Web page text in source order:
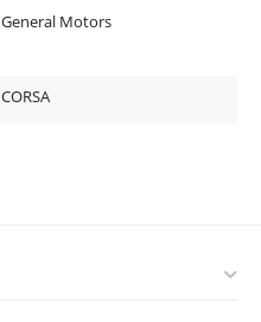
General Motors
CORSA